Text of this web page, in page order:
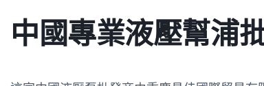
中國專業液壓幫浦